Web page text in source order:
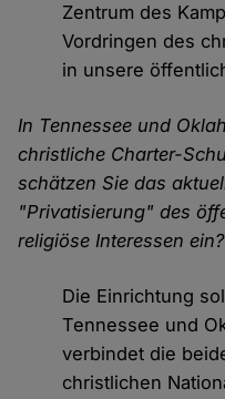
Zentrum des
Vordringen des
in unsere
In Tennessee und
christliche Charter-
schätzen Sie das
"Privatisierung" des
religiöse Interessen ein?
Die Einrichtung
Tennessee und
verbindet die
christlichen